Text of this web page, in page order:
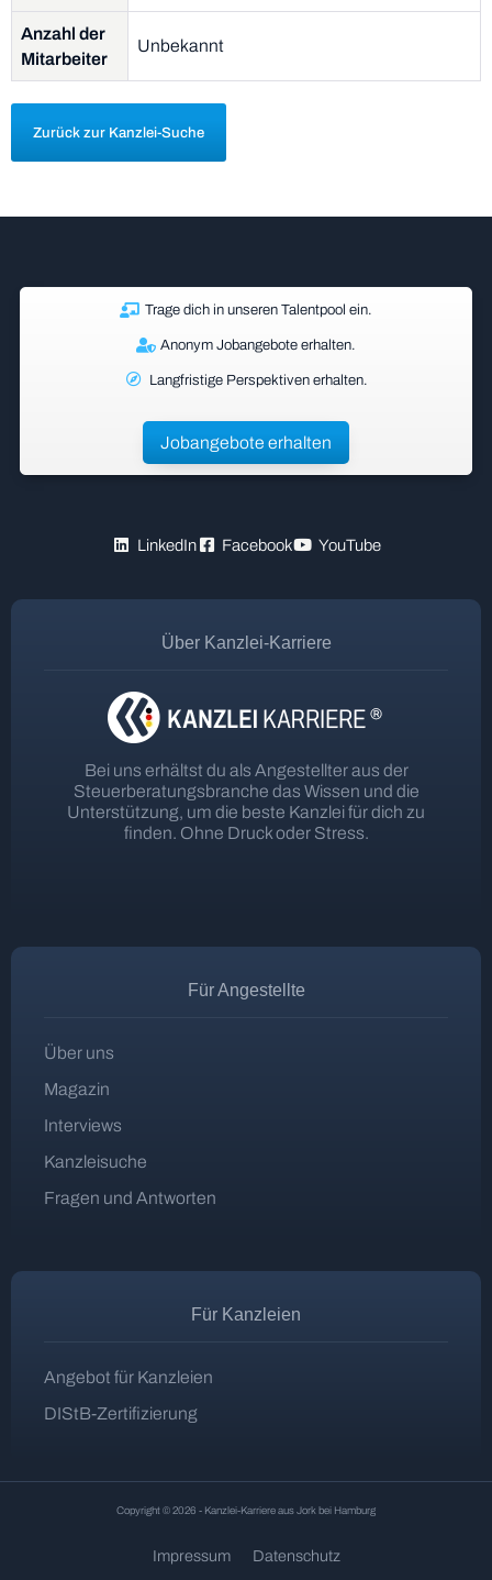
Anzahl der
Mitarbeiter
Unbekannt
Zurück zur Kanzlei-Suche
Trage dich in unseren Talentpool ein.
Anonym Jobangebote erhalten.
Langfristige Perspektiven erhalten.
Jobangebote erhalten
LinkedIn Facebook YouTube
Über Kanzlei-Karriere
Bei uns erhältst du als Angestellter aus der
Steuerberatungsbranche das Wissen und die
Unterstützung, um die beste Kanzlei für dich zu
finden. Ohne Druck oder Stress.
Für Angestellte
Über uns
Magazin
Interviews
Kanzleisuche
Fragen und Antworten
Für Kanzleien
Angebot für Kanzleien
DIStB-Zertifizierung
Copyright © 2026 - Kanzlei-Karriere aus Jork bei Hamburg
Impressum Datenschutz